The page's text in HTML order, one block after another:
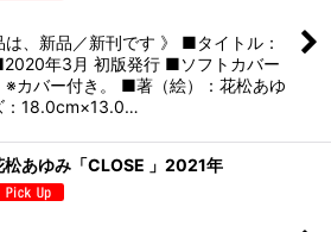
は、新品／新刊です 》 ■タイトル：
年3月 初版発行 ■ソフトカバー
※カバー付き。 ■著（絵）：花松あゆ
：18.0cm×13.0…
松あゆみ「CLOSE 」2021年